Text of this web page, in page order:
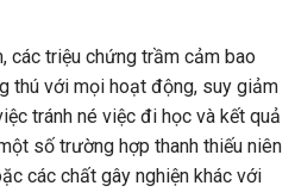
các triệu chứng trầm cảm bao
thú với mọi hoạt động, suy giảm
tránh né việc đi học và kết quả
số trường hợp thanh thiếu niên
các chất gây nghiện khác với